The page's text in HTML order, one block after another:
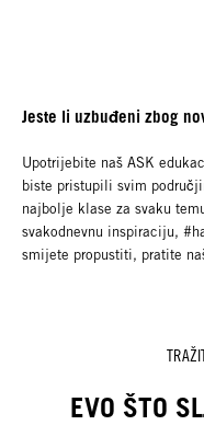
Jeste li uzbuđeni zbog
Upotrijebite naš ASK
biste pristupili svim
najbolje klase za svaku
svakodnevnu inspiraciju,
smijete propustiti, pratite
EVO ŠTO